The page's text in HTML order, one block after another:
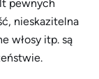
pewnych
nieskazitelna
włosy itp. są